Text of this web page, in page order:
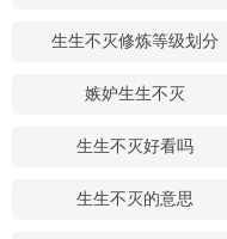
生生不灭修炼等级划分
嫉妒生生不灭
生生不灭好看吗
生生不灭的意思